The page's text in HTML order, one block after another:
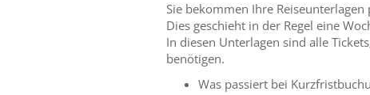
Sie bekommen Ihre
Dies geschieht in der Regel eine
In diesen Unterlagen sind alle
benötigen.
Was passiert bei